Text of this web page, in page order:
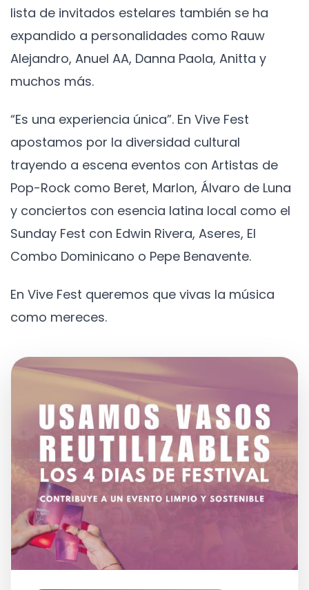
lista de invitados estelares también se ha
expandido a personalidades como Rauw
Alejandro, Anuel AA, Danna Paola, Anitta y
muchos más.
“Es una experiencia única”. En Vive Fest
apostamos por la diversidad cultural
trayendo a escena eventos con Artistas de
Pop-Rock como Beret, Marlon, Álvaro de Luna
y conciertos con esencia latina local como el
Sunday Fest con Edwin Rivera, Aseres, El
Combo Dominicano o Pepe Benavente.
En Vive Fest queremos que vivas la música
como mereces.